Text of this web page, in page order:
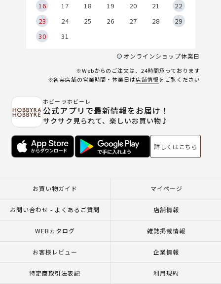
16
17 18 19 20 21
22
23
24 25 26 27 28
29
30
31
オンラインショップ休業日
※Webからのご注文は、24時間承っております
※各実店舗の営業時間・休業日は店舗情報をご覧ください
ホビーラホビーレ
公式アプリで最新情報をお届け！
サクサク見られて、楽しいお買い物♪
詳しくはこちら
お買い物ガイド マイページ
お問い合わせ - よくあるご質問 店舗情報
WEBカタログ 雑誌掲載情報
お客様レビュー 企業情報
特定商取引法表記 利用規約